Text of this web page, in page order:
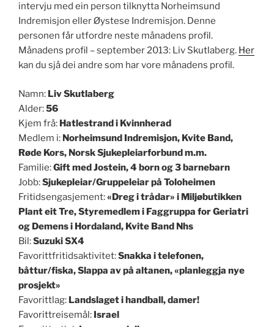
intervju med ein person tilknytta Norheimsund
Indremisjon eller Øystese Indremisjon. Denne
personen får utfordre neste månadens profil.
Månadens profil – september 2013: Liv Skutlaberg. Her
kan du sjå dei andre som har vore månadens profil.
Namn: Liv Skutlaberg
Alder:56
Kjem frå: Hatlestrand i Kvinnherad
Medlem i: Norheimsund Indremisjon, Kvite Band,
Røde Kors, Norsk Sjukepleiarforbund m.m.
Familie:Gift med Jostein, 4 born og 3 barnebarn
Jobb:Sjukepleiar/Gruppeleiar på Toloheimen
Fritidsengasjement:«Dreg i trådar» i Miljøbutikken
Plant eit Tre, Styremedlem i Faggruppa for Geriatri
og Demens i Hordaland, Kvite Band Nhs
Bil:Suzuki SX4
Favorittfritidsaktivitet:Snakka i telefonen,
båttur/fiska, Slappa av på altanen, «planleggja nye
prosjekt»
Favorittlag: Landslaget i handball, damer!
Favorittreisemål: Israel